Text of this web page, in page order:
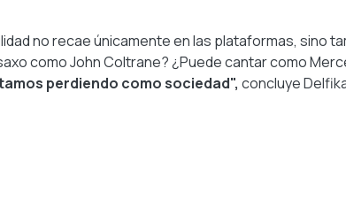
no recae únicamente en las plataformas, sino
como John Coltrane? ¿Puede cantar como
perdiendo como sociedad", concluye